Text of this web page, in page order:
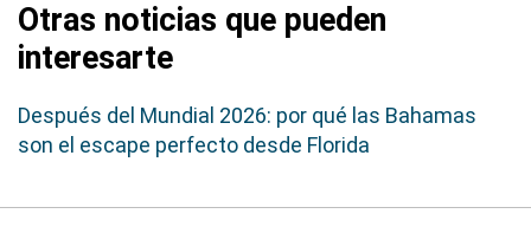
Otras noticias que pueden
interesarte
Después del Mundial 2026: por qué las Bahamas
son el escape perfecto desde Florida